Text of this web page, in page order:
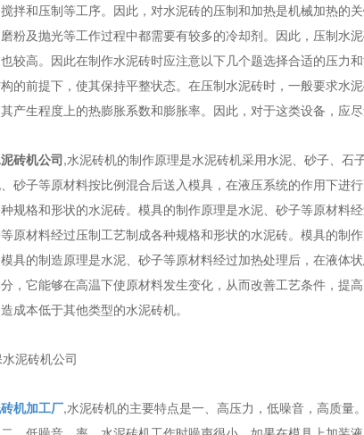
拌和压制等工序。因此，对水泥砖的压制和加热是机械加热的
粉及抛光等工作过程中都需要有较多的冷却剂。因此，压制水
较高。因此在制作水泥砖时应注意以下几个题选择合适的压力
的前提下，使其保持平整状态。在压制水泥砖时，一般要求水
产生程度上的热膨胀系数和膨胀率。因此，对于这类设备，应
砖机公司,水泥砖机的制作原理是水泥砖机采用水泥、砂子、
砂子等原材料按比例混合后送入模具，在液压系统的作用下进
规格和形状的水泥砖。模具的制作原理是水泥、砂子等原材料
原材料经过压制工艺制成各种规格和形状的水泥砖。模具的制
具的制造原理是水泥、砂子等原材料经过加热处理后，在液体
，它能够在高温下使原材料发生变化，从而改善工艺条件，提
成本低于其他类型的水泥砖机。
机加工厂,水泥砖机的主要特点是一、高压力，低噪音，高质